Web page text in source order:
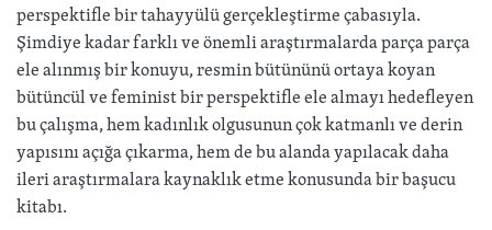
perspektifle bir tahayyülü gerçekleştirme çabasıyla.
Şimdiye kadar farklı ve önemli araştırmalarda parça parça
ele alınmış bir konuyu, resmin bütününü ortaya koyan
bütüncül ve feminist bir perspektifle ele almayı hedefleyen
bu çalışma, hem kadınlık olgusunun çok katmanlı ve derin
yapısını açığa çıkarma, hem de bu alanda yapılacak daha
ileri araştırmalara kaynaklık etme konusunda bir başucu
kitabı.